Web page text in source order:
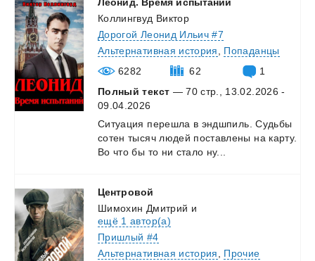
Коллингвуд Виктор
Дорогой Леонид Ильич #7
Альтернативная история
Попаданцы
6282
62
1
Полный текст — 70 стр., 13.02.2026 -
09.04.2026
Ситуация перешла в эндшпиль. Судьбы
сотен тысяч людей поставлены на карту.
Во что бы то ни стало ну...
Центровой
Шимохин Дмитрий и
ещё 1 автор(а)
Пришлый #4
Альтернативная история
Прочие